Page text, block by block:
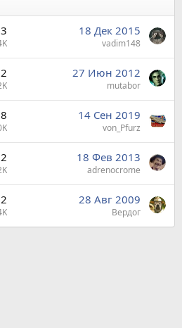
3 18 Дек 2015
vadim148
2 27 Июн 2012
mutabor
14 Сен 2019
von_Pfurz
2 18 Фев 2013
adrenocrome
28 Авг 2009
Вердог